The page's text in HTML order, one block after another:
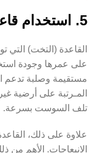
5. استخدام قاعدة مناسبة وداعمة للمرتبة
القاعدة (التخت) التي
على عمرها وجودة
مستقيمة وصلبة تدعم
المـرتبة على أرضية
تلف السوست بسرعة.
علاوة على ذلك،
الانبعاجات. الأهم من